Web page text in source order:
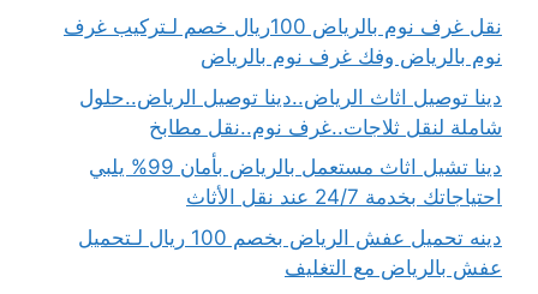
نقل غرف نوم بالرياض 100ريال خصم لـتركيب غرف
نوم بالرياض وفك غرف نوم بالرياض
دينا توصيل اثاث الرياض..دينا توصيل الرياض..حلول
شاملة لنقل ثلاجات..غرف نوم..نقل مطابخ
دينا تشيل اثاث مستعمل بالرياض بأمان 99% يلبي
احتياجاتك بخدمة 24/7 عند نقل الأثاث
دينه تحميل عفش الرياض بخصم 100 ريال لـتحميل
عفش بالرياض مع التغليف